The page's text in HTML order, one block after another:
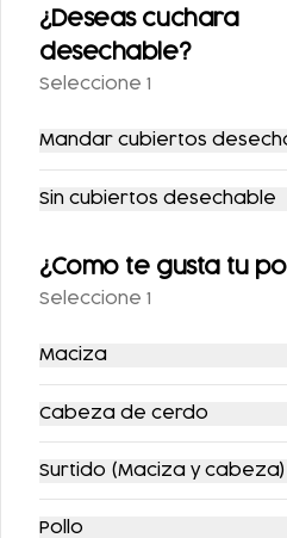
REFRESCO (2
PERSONAS)
¿Deseas cuchara
desechable?
Seleccione 1
Mandar cubiertos
Sin cubiertos desechable
¿Como te gusta tu
Seleccione 1
Maciza
Cabeza de cerdo
Surtido (Maciza y cabeza)
Pollo